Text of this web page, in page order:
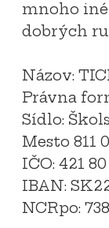
mnoho
dobrých
Názov:
Právna
Sídlo:
Mesto 811
IČO: 421 80
IBAN:
NCRpo: